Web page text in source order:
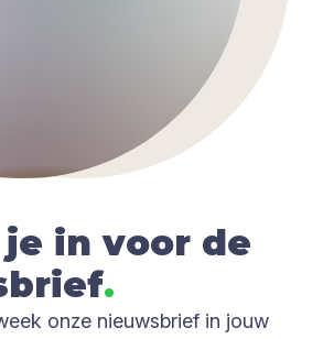
in voor de
.
onze nieuwsbrief in jouw